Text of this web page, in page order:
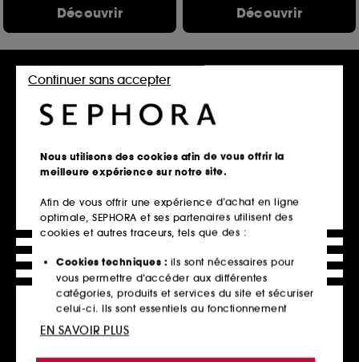
Découvrir Découvrir
HUDA BEAUTY
Combo lèvres
Crayon à lèvres et gloss
49,00€
2 produits
Découvrir
GISOU
Honey Gloss Ceramide
Therapy – Masque cheveux
1938
À partir de
24,00€
32,00€ /100ml
2 contenances disponibles
Nous utilisons des cookies afin de vous offrir la
meilleure expérience sur notre site.
Afin de vous offrir une expérience d’achat en ligne
optimale, SEPHORA et ses partenaires utilisent des
cookies et autres traceurs, tels que des :
Cookies techniques : ils sont nécessaires pour
vous permettre d’accéder aux différentes
catégories, produits et services du site et sécuriser
celui-ci. Ils sont essentiels au fonctionnement
technique du site et ne peuvent être désactivés.
Continuer sans accepter
EN SAVOIR PLUS